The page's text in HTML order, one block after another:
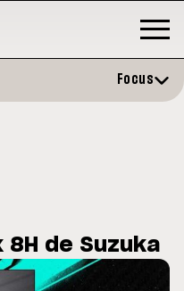
Focus
8H de Suzuka